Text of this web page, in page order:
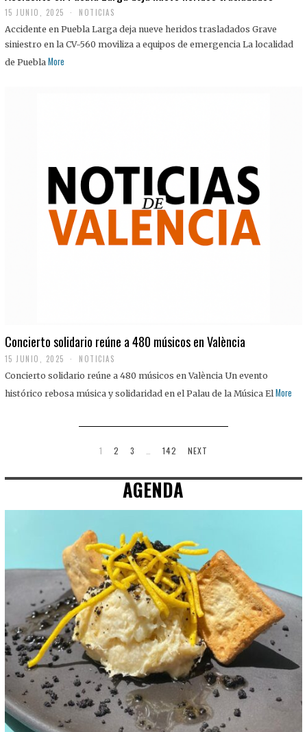
15 JUNIO, 2025 NOTICIAS
Accidente en Puebla Larga deja nueve heridos trasladados Grave
siniestro en la CV-560 moviliza a equipos de emergencia La localidad
de Puebla More
Concierto solidario reúne a 480 músicos en València
15 JUNIO, 2025 NOTICIAS
Concierto solidario reúne a 480 músicos en València Un evento
histórico rebosa música y solidaridad en el Palau de la Música El More
1 2 3 142 NEXT
AGENDA